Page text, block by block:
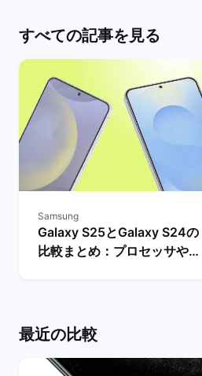
すべての記事を見る
Samsung
Galaxy S25とGalaxy S24の
比較まとめ：プロセッサやバ
最近の比較